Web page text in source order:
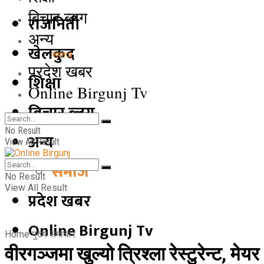
राजनिती
खेलकुद
शिक्षा
बिचार ब्लग
अन्य
समाज
प्रदेश खबर
Online Birgunj Tv
बिचार ब्लग
अन्य
समाज
प्रदेश खबर
Online Birgunj Tv
No Result
View All Result
No Result
View All Result
Home मुख्य समाचार
वीरगञ्जमा खुल्यो त्रिश्ला रेस्टुरेन्ट, मेयर